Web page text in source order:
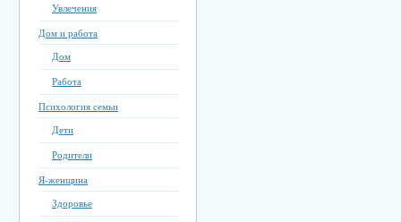
Увлечения
Дом и работа
Дом
Работа
Психология семьи
Дети
Родители
Я-женщина
Здоровье